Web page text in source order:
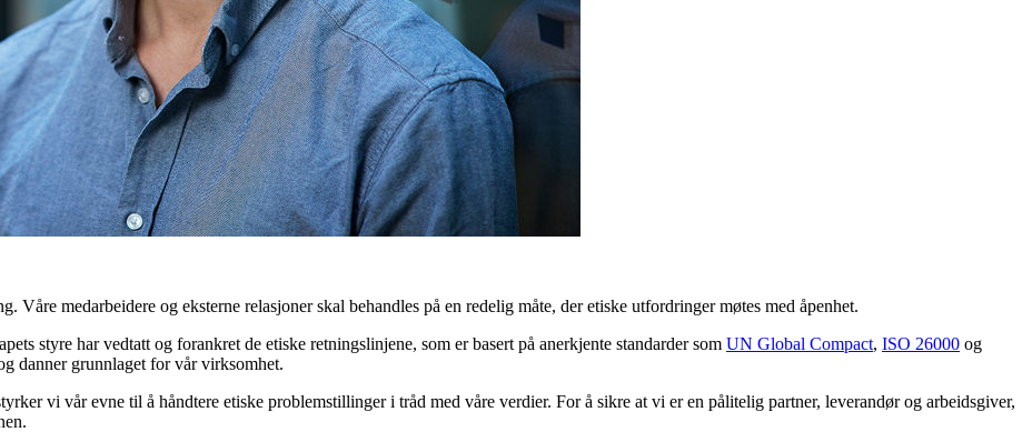
Våre medarbeidere og eksterne relasjoner skal behandles på en redelig måte, der etiske utfordringer møtes med åpenhet.
styre har vedtatt og forankret de etiske retningslinjene, som er basert på anerkjente standarder som UN Global Compact, ISO 26000 og
danner grunnlaget for vår virksomhet.
vi vår evne til å håndtere etiske problemstillinger i tråd med våre verdier. For å sikre at vi er en pålitelig partner, leverandør og arbeidsgiver,